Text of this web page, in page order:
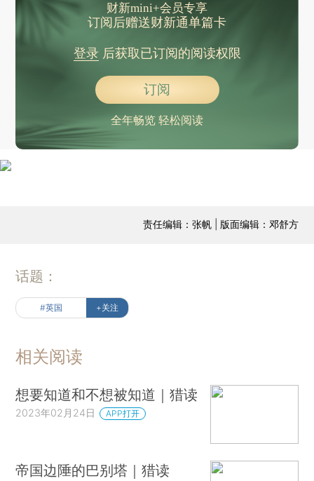
财新mini+会员专享
订阅后赠送财新通单篇卡
登录后获取已订阅的阅读权限
订阅
全年畅览 轻松阅读
责任编辑：张帆 | 版面编辑：邓舒方
话题：
#英国 +关注
相关阅读
想要知道和不想被知道｜猎读
2023年02月24日 APP打开
帝国边陲的巴别塔｜猎读